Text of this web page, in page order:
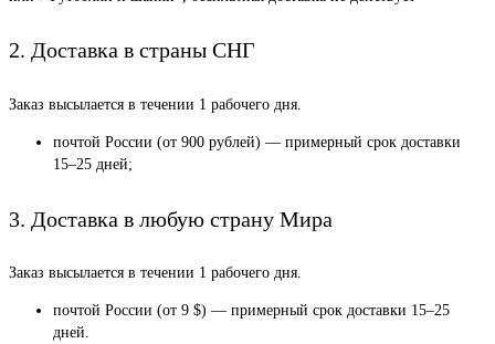
2. Доставка в страны СНГ
Заказ высылается в течении 1 рабочего дня.
почтой России (от 900 рублей) — примерный срок доставки
15–25 дней;
3. Доставка в любую страну Мира
Заказ высылается в течении 1 рабочего дня.
почтой России (от 9 $) — примерный срок доставки 15–25
дней.